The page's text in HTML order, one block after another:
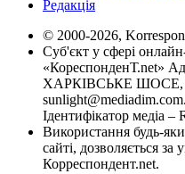
Редакція
© 2000-2026,
Суб'єкт у сфері
«КореспонденТ.net»
ХАРКІВСЬКЕ ШОСЕ,
Ідентифікатор медіа –
Використання будь-
сайті, дозволяється
Корреспондент.net.